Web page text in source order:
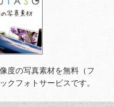
度の写真素材を無料（フ
クフォトサービスです。